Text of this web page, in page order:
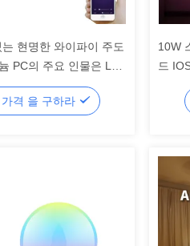
현명한 와이파이 주도
PC의 주요 인물은 LED
다
격 을 구하라
10W
드